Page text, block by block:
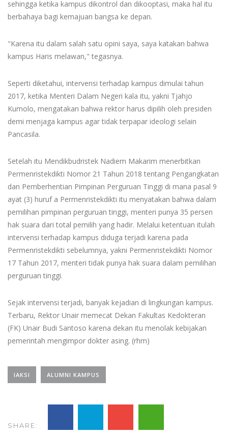
sehingga ketika kampus dikontrol dan dikooptasi, maka hal itu
berbahaya bagi kemajuan bangsa ke depan.
"Karena itu dalam salah satu opini saya, saya katakan bahwa
kampus Haris melawan," tegasnya.
Seperti diketahui, intervensi terhadap kampus dimulai tahun
2017, ketika Menteri Dalam Negeri kala itu, yakni Tjahjo
Kumolo, mengatakan bahwa rektor harus dipilih oleh presiden
demi menjaga kampus agar tidak terpapar ideologi selain
Pancasila.
Setelah itu Mendikbudristek Nadiem Makarim menerbitkan
Permenristekdikti Nomor 21 Tahun 2018 tentang Pengangkatan
dan Pemberhentian Pimpinan Perguruan Tinggi di mana pasal 9
ayat (3) huruf a Permenristekdikti itu menyatakan bahwa dalam
pemilihan pimpinan perguruan tinggi, menteri punya 35 persen
hak suara dari total pemilih yang hadir. Melalui ketentuan itulah
intervensi terhadap kampus diduga terjadi karena pada
Permenristekdikti sebelumnya, yakni Permenristekdikti Nomor
17 Tahun 2017, menteri tidak punya hak suara dalam pemilihan
perguruan tinggi.
Sejak intervensi terjadi, banyak kejadian di lingkungan kampus.
Terbaru, Rektor Unair memecat Dekan Fakultas Kedokteran
(FK) Unair Budi Santoso karena dekan itu menolak kebijakan
pemerintah mengimpor dokter asing. (rhm)
IAKSI ALUMNI KAMPUS
SHARE: